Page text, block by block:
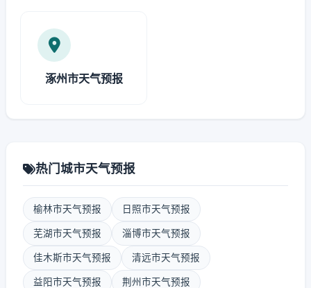
涿州市天气预报
热门城市天气预报
榆林市天气预报 日照市天气预报
芜湖市天气预报 淄博市天气预报
佳木斯市天气预报 清远市天气预报
益阳市天气预报 荆州市天气预报